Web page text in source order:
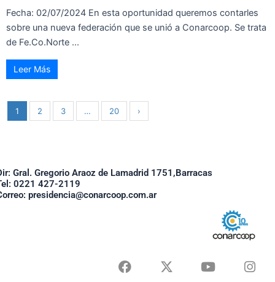
Fecha: 02/07/2024 En esta oportunidad queremos contarles
sobre una nueva federación que se unió a Conarcoop. Se trata
de Fe.Co.Norte ...
Leer Más
1 2 3 … 20 ›
Gral. Gregorio Araoz de Lamadrid 1751,Barracas
0221 427-2119
presidencia@conarcoop.com.ar
F
a
X
-
Y
o
I
n